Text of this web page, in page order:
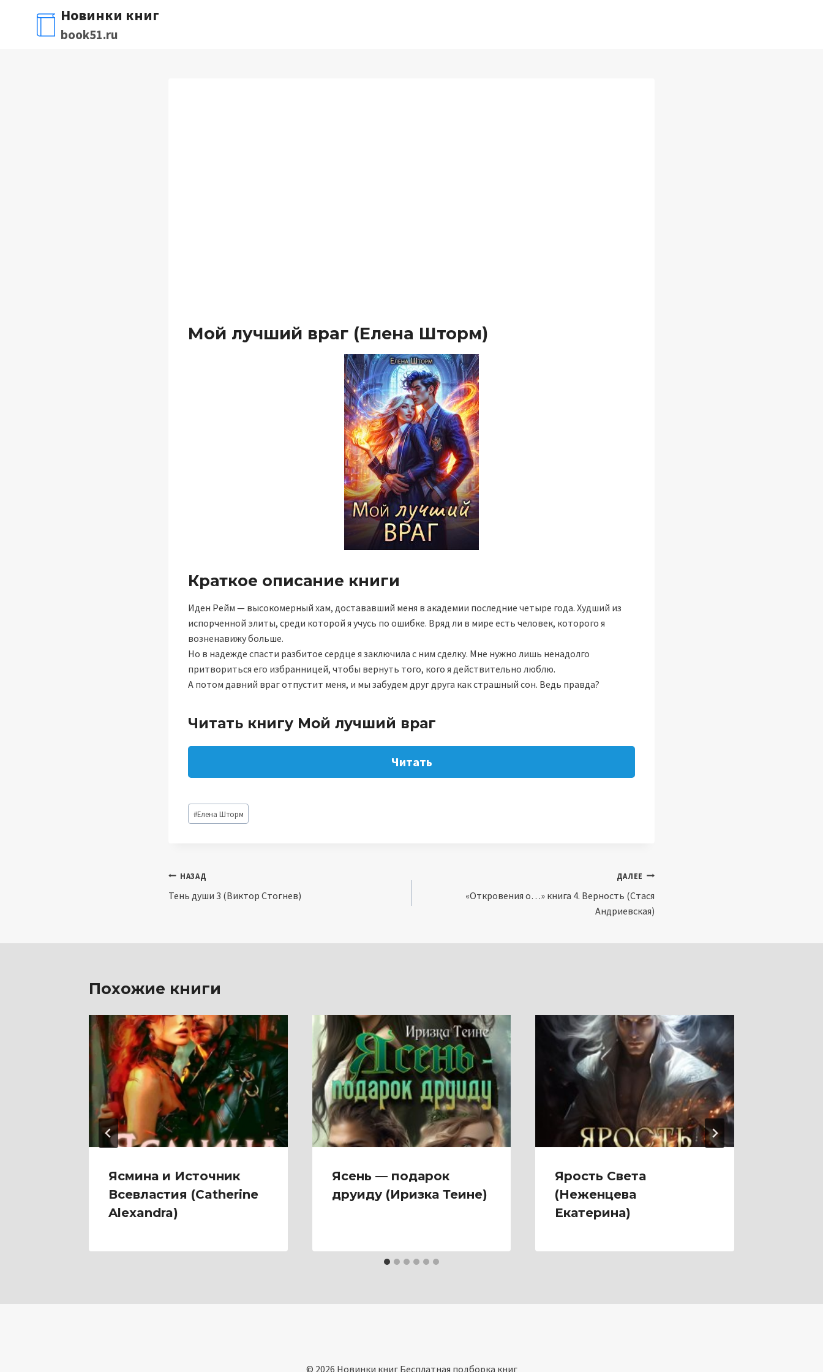
содержимому
Новинки книг
book51.ru
Мой лучший враг (Елена Шторм)
Краткое описание книги
Иден Рейм — высокомерный хам, достававший меня в академии последние четыре года. Худший из
испорченной элиты, среди которой я учусь по ошибке. Вряд ли в мире есть человек, которого я
возненавижу больше.
Но в надежде спасти разбитое сердце я заключила с ним сделку. Мне нужно лишь ненадолго
притвориться его избранницей, чтобы вернуть того, кого я действительно люблю.
А потом давний враг отпустит меня, и мы забудем друг друга как страшный сон. Ведь правда?
Читать книгу Мой лучший враг
Читать
Метки
записи:
#Елена Шторм
Навигация
по
НАЗАД
Тень души 3 (Виктор Стогнев)
ДАЛЕЕ
«Откровения о…» книга 4. Верность (Стася
Андриевская)
Похожие книги
Ясмина и Источник
Всевластия (Catherine
Alexandra)
Ясень — подарок
друиду (Иризка Теине)
Ярость Света
(Неженцева
Екатерина)
© 2026 Новинки книг Бесплатная подборка книг